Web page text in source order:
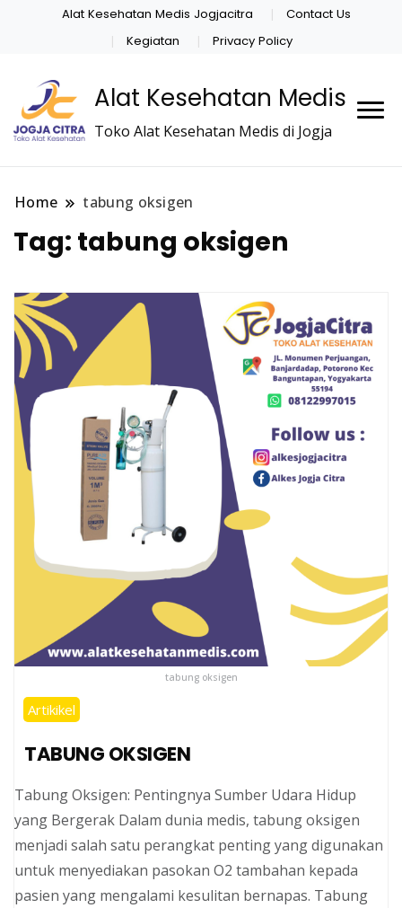
Alat Kesehatan Medis Jogjacitra
Contact Us
Kegiatan
Privacy Policy
Alat Kesehatan Medis
Toko Alat Kesehatan Medis di Jogja
Home tabung oksigen
Tag: tabung oksigen
tabung oksigen
Artikikel
TABUNG OKSIGEN
Tabung Oksigen: Pentingnya Sumber Udara Hidup
yang Bergerak Dalam dunia medis, tabung oksigen
menjadi salah satu perangkat penting yang digunakan
untuk menyediakan pasokan O2 tambahan kepada
pasien yang mengalami kesulitan bernapas. Tabung